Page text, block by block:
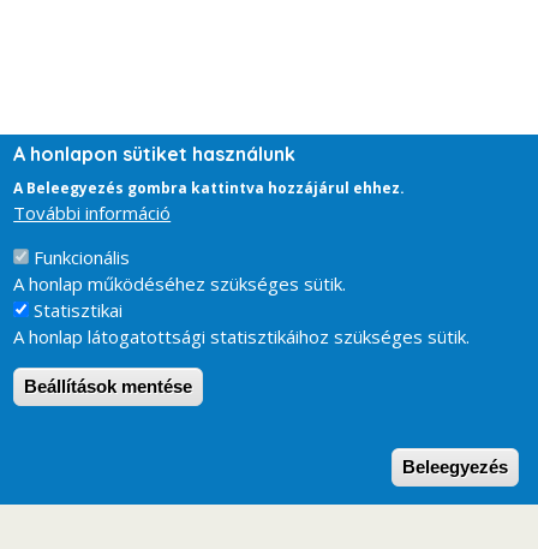
A honlapon sütiket használunk
A Beleegyezés gombra kattintva hozzájárul ehhez.
További információ
Funkcionális
A honlap működéséhez szükséges sütik.
Statisztikai
A honlap látogatottsági statisztikáihoz szükséges sütik.
Beállítások mentése
Beleegyezés